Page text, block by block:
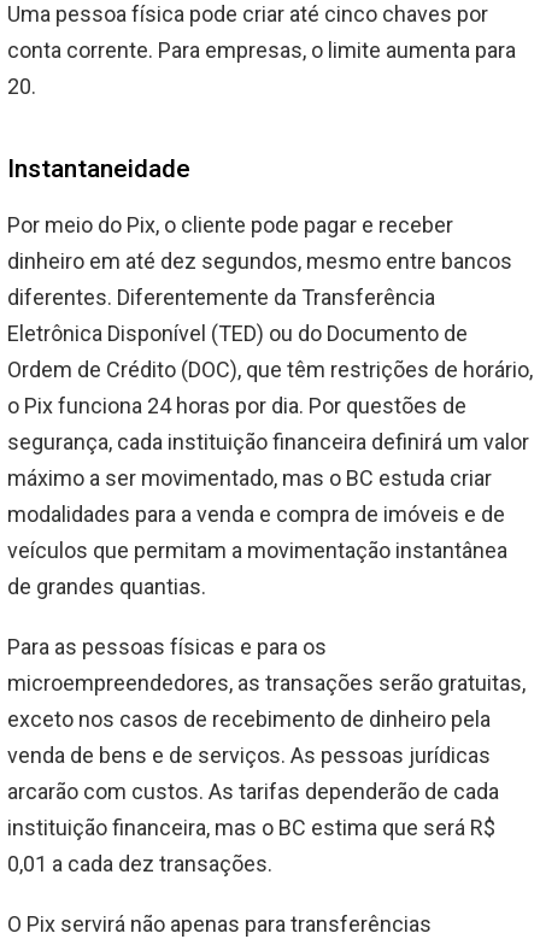
Uma pessoa física pode criar até cinco chaves por
conta corrente. Para empresas, o limite aumenta para
20.
Instantaneidade
Por meio do Pix, o cliente pode pagar e receber
dinheiro em até dez segundos, mesmo entre bancos
diferentes. Diferentemente da Transferência
Eletrônica Disponível (TED) ou do Documento de
Ordem de Crédito (DOC), que têm restrições de horário,
o Pix funciona 24 horas por dia. Por questões de
segurança, cada instituição financeira definirá um valor
máximo a ser movimentado, mas o BC estuda criar
modalidades para a venda e compra de imóveis e de
veículos que permitam a movimentação instantânea
de grandes quantias.
Para as pessoas físicas e para os
microempreendedores, as transações serão gratuitas,
exceto nos casos de recebimento de dinheiro pela
venda de bens e de serviços. As pessoas jurídicas
arcarão com custos. As tarifas dependerão de cada
instituição financeira, mas o BC estima que será R$
0,01 a cada dez transações.
O Pix servirá não apenas para transferências